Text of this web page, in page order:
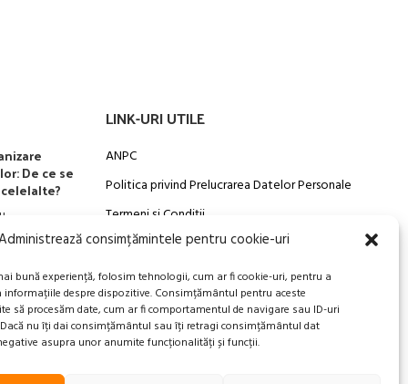
consimțămintele pentru cookie-uri
bună experiență, folosim tehnologii, cum ar fi cookie-uri, pentru a
informațiile despre dispozitive. Consimțământul pentru aceste
să procesăm date, cum ar fi comportamentul de navigare sau ID-uri
Dacă nu îți dai consimțământul sau îți retragi consimțământul dat
asupra unor anumite funcționalități și funcții.
De ce se
LINK-URI UTILE
ANPC
Politica privind Prelucrarea Datelor Personale​
Termeni și Condiții
Transport, Rambursari si Retururi